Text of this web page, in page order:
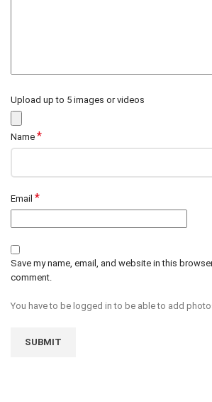
Upload up to 5 images or videos
Name *
Email *
Save my name, email, and website in this
comment.
You have to be logged in to be able to add